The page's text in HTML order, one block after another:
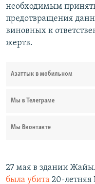
необходимым
предотвращения
виновных к
жертв.
Азаттык в мобильном
Мы в Телеграме
Мы Вконтакте
27 мая в здании
была убита 20-летняя